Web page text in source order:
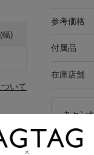
幅)
いて
参考価格
付属品
在庫店舗
キャン
お買い